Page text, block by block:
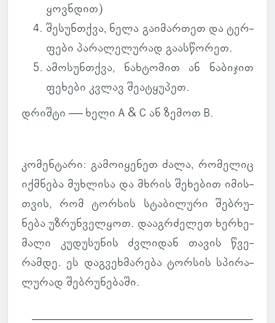
ყოვ­ნდით)
შე­სუნ­თქვა, ნელა გა­ი­მარ­თეთ და ტერ­
ფები პა­რა­ლე­ლუ­რად გა­ას­წო­რეთ.
ამო­სუნ­თქვა, ნახ­ტო­მით ან ნა­ბი­ჯით
ფე­ხები კვლავ შე­ა­ტყუ­პეთ.
დრიშტი — ხელი A & C ან ზემოთ B.
კო­მენ­ტარი: გა­მო­ი­ყე­ნეთ ძალა, რო­მე­ლიც
იქ­მნება მუხ­ლისა და მხრის შე­ხე­ბით იმის­
თვის, რომ ტორ­სის სტა­ბი­ლური შებ­რუ­
ნება უზ­რუნ­ველ­ყოთ. და­აგ­რძე­ლეთ ხერ­ხე­
მალი კუ­დუ­სუ­ნის ძვლი­დან თავის წვე­
რამდე. ეს დაგ­ვეხ­მა­რება ტორ­სის სპი­რა­
ლუ­რად შებ­რუ­ნე­ბაში.